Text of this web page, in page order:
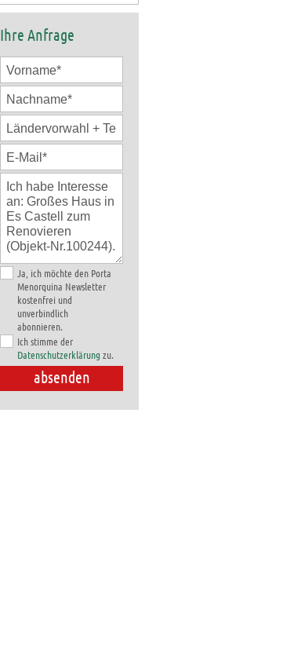
Ihre Anfrage
Ja, ich möchte den Porta
Menorquina Newsletter
kostenfrei und
unverbindlich
abonnieren.
Ich stimme der
Datenschutzerklärung zu.